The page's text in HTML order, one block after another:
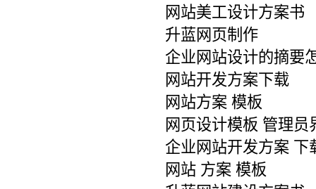
网站美工设计方案书
升蓝网页制作
企业网站设计的摘要
网站开发方案下载
网站方案 模板
网页设计模板 管理员
企业网站开发方案 下
网站 方案 模板